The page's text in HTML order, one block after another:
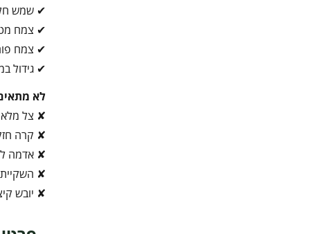
✔ שמש
✔ צמח
✔ צמח
✔ גידול
לא
✘ צל מלא
✘ קרה
✘ אדמה
✘
✘ יובש